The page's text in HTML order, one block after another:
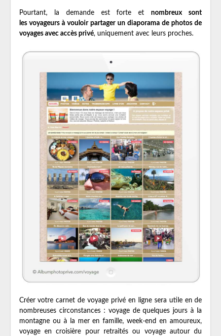
Pourtant, la demande est forte etnombreux sont
les voyageurs à vouloir partager un diaporama de photos de
voyages avec accès privé, uniquement avec leurs proches.
Créer votre carnet de voyage privé en ligne sera utile en de
nombreuses circonstances : voyage de quelques jours à la
montagne ou à la mer en famille, week-end en amoureux,
voyage en croisière pour retraités ou voyage autour du